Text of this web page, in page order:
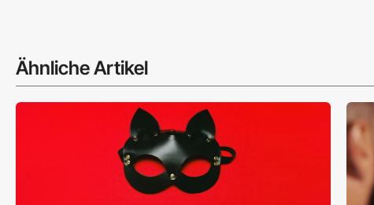
Ähnliche Artikel